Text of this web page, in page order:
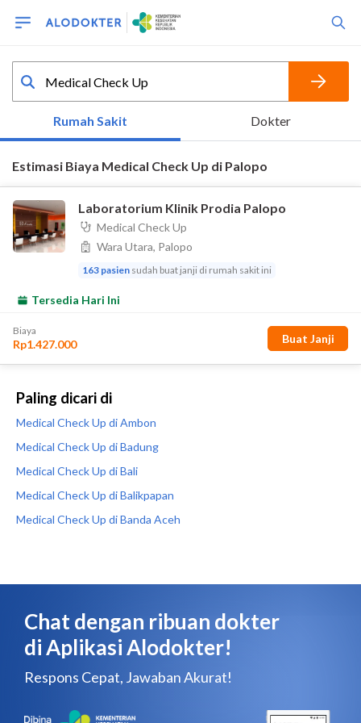
Paling dicari di
Medical Check Up di Ambon
Medical Check Up di Badung
Medical Check Up di Bali
Medical Check Up di Balikpapan
Medical Check Up di Banda Aceh